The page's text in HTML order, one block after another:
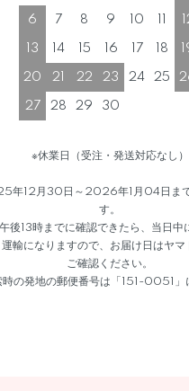
6 7 8 9 10
13 14 15 16 17 18
20 21 22 23 24 25
27 28 29 30
※休業日（受注・発送対応なし）
年12月30日～2026年1月04日まで
す。
後13時までに確認できたら、当日中
輸になりますので、お届け日はヤマ
ご確認ください。
の発地の郵便番号は「151-0051」